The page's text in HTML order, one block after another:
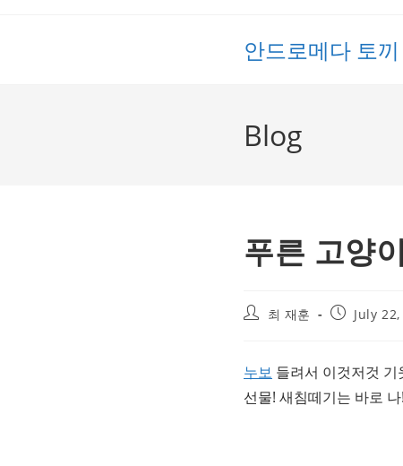
안드로메다 토끼
Blog
푸른 고양
Post최 재훈
PostJuly
누보 들려서 이것저것
선물! 새침떼기는 바로